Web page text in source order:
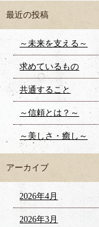
最近の投稿
～未来を支える～
求めているもの
共通すること
～信頼とは？～
～美しさ・癒し～
アーカイブ
2026年4月
2026年3月